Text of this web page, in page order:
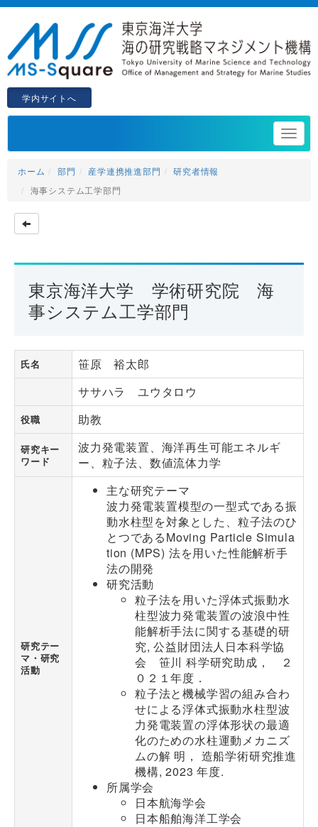
学内サイトへ
ホーム 部門 産学連携推進部門
研究者情報
海事システム工学部門
東京海洋大学 学術研究院 海
事システム工学部門
氏名
笹原 裕太郎
ササハラ ユウタロウ
役職 助教
研究キー
ワード
波力発電装置、海洋再生可能エネルギ
ー、粒子法、数値流体力学
研究テー
マ・研究
活動
主な研究テーマ
波力発電装置模型の一型式である振
動水柱型を対象とした、粒子法のひ
とつであるMoving Particle Simula
tion (MPS) 法を用いた性能解析手
法の開発
研究活動
粒子法を用いた浮体式振動水
柱型波力発電装置の波浪中性
能解析手法に関する基礎的研
究, 公益財団法人日本科学協
会 笹川 科学研究助成， ２
０２１年度．
粒子法と機械学習の組み合わ
せによる浮体式振動水柱型波
力発電装置の浮体形状の最適
化のための水柱運動メカニズ
ムの解 明， 造船学術研究推進
機構, 2023 年度.
所属学会
日本航海学会
日本船舶海洋工学会